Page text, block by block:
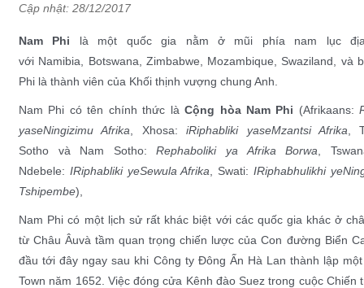
Cập nhật: 28/12/2017
Nam Phi là một quốc gia nằm ở mũi phía nam lục
với Namibia Botswana Zimbabwe Mozambique Swaziland , và
Phi là thành viên của Khối thịnh vượng chung Anh
Nam Phi có tên chính thức làCộng hòa Nam Phi (Afrikaans:
yaseNingizimu Afrika
Xhosa:iRiphabliki yaseMzantsi Afrika ,
Sotho và Nam Sotho:Rephaboliki ya Afrika Borwa
Ndebele: IRiphabliki yeSewula Afrika Swati:IRiphabhulikhi
Tshipembe),
Nam Phi có một lịch sử rất khác biệt với các quốc gia khác ở
từChâu Âuvà tầm quan trọng chiến lược củaCon đường Biển
đầu tới đây ngay sau khi Công ty Đông Ấn Hà Lan thành lập
Town năm 1652. Việc đóng cửa Kênh đào Suez trong cuộc Chiến